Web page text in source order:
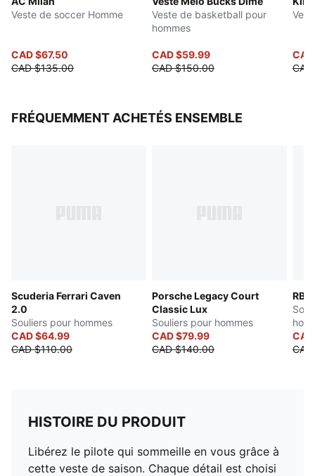
Veste de soccer Homme
CAD $67.50
CAD $135.00
Veste de basketball pour
hommes
CAD $59.99
CAD $150.00
FRÉQUEMMENT ACHETÉS ENSEMBLE
Scuderia Ferrari Caven
2.0
Souliers pour hommes
CAD $64.99
CAD $110.00
Porsche Legacy Court
Classic Lux
Souliers pour hommes
CAD $79.99
CAD $140.00
HISTOIRE DU PRODUIT
Libérez le pilote qui sommeille en vous grâce à
cette veste de saison. Chaque détail est choisi